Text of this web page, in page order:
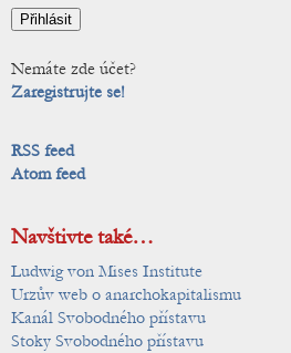
Nemáte zde účet?
Zaregistrujte se!
RSS feed
Atom feed
Navštivte také…
Ludwig von Mises Institute
Urzův web o anarchokapitalismu
Kanál Svobodného přístavu
Stoky Svobodného přístavu